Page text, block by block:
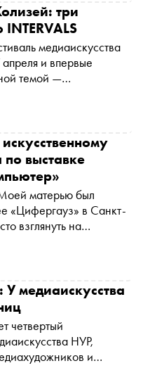
сочетающим
математическую
в реальном времени,
организм, где код
— инструментом для
поговорил с
Алексеем
ландшафта
три
медиаискусства
и впервые
темой —
Нижнего
городу в поисках арт-
на лекторий и
заведениях. Три
Новгород заново в
фестивалю INTERVALS
выставке
матерью был
«Цифергауз» в Санкт-
взглянуть на
почти интимных
медиаискусства
четвертый
НУР,
и